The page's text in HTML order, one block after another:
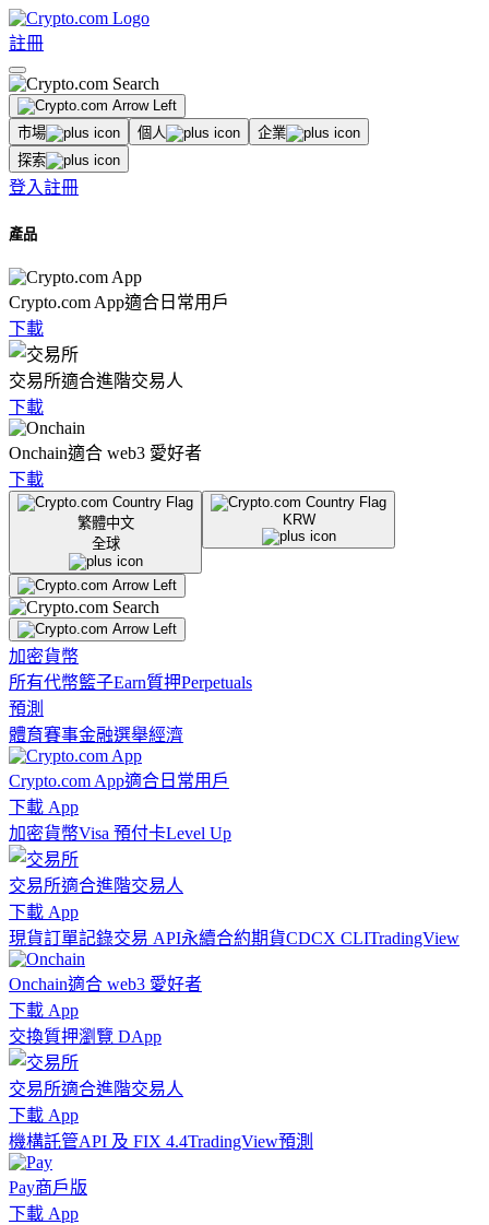
註冊
市場 個人
企業
探索
登入註冊
產品
Crypto.com App適合日常用戶
下載
交易所適合進階交易人
下載
Onchain適合 web3 愛好者
下載
繁體中文
全球
KRW
加密貨幣
所有代幣籃子Earn質押Perpetuals
預測
體育賽事金融選舉經濟
Crypto.com App適合日常用戶
下載 App
加密貨幣Visa 預付卡Level Up
交易所適合進階交易人
下載 App
現貨訂單記錄交易 API永續合約期貨CDCX CLITradingView
Onchain適合 web3 愛好者
下載 App
交換質押瀏覽 DApp
交易所適合進階交易人
下載 App
機構託管API 及 FIX 4.4TradingView預測
Pay商戶版
下載 App